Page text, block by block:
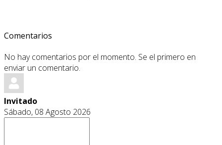
Comentarios
No hay comentarios por el momento. Se el primero en
enviar un comentario.
Invitado
Sábado, 08 Agosto 2026